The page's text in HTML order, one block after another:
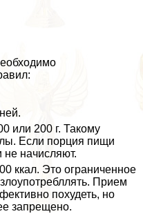
или 200 г. Такому
Если порция пищи
не начисляют.
ккал. Это ограниченное
Прием
похудеть, но
запрещено.